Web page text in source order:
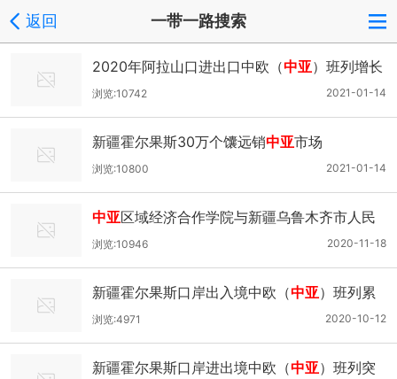
返回 一带一路搜索
2020年阿拉山口进出口中欧（中亚）班列增长
40.1％
2021-01-14
浏览:10742
新疆霍尔果斯30万个馕远销中亚市场
2021-01-14
浏览:10800
中亚区域经济合作学院与新疆乌鲁木齐市人民
政府签署东道城市备忘录
2020-11-18
浏览:10946
新疆霍尔果斯口岸出入境中欧（中亚）班列累
计突破1万列
2020-10-12
浏览:4971
新疆霍尔果斯口岸进出境中欧（中亚）班列突